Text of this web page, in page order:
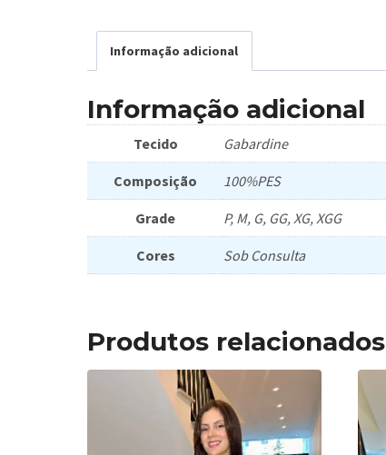
Informação adicional
Informação adicional
Tecido Gabardine
Composição 100%PES
Grade P, M, G, GG, XG, XGG
Cores Sob Consulta
Produtos relacionados